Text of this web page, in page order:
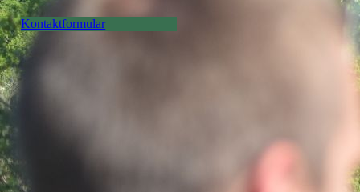
Kontaktformular